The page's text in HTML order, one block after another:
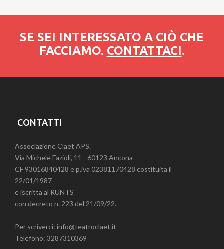
SE SEI INTERESSATO A CIÒ CHE
FACCIAMO. CONTATTACI.
CONTATTI
Associazione Claet APS.
Via Michele Fazioli, 11 - 60123 Ancona
CF 93016840428 e p.iva 02381170428 costituita il
22/01/1987
e iscritta al RUNTS
con decreto n. 223 del 21/09/22.
Per scriverci: info@teatroclaet.it
Telefono: 3287310369